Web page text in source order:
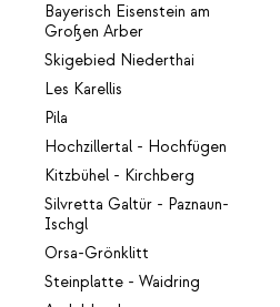
Bayerisch Eisenstein am
Großen Arber
Skigebied Niederthai
Les Karellis
Pila
Hochzillertal - Hochfügen
Kitzbühel - Kirchberg
Silvretta Galtür - Paznaun-
Ischgl
Orsa-Grönklitt
Steinplatte - Waidring